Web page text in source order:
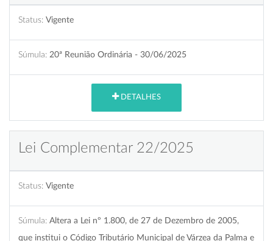
Status: Vigente
Súmula: 20ª Reunião Ordinária - 30/06/2025
DETALHES
Lei Complementar 22/2025
Status: Vigente
Súmula: Altera a Lei nº 1.800, de 27 de Dezembro de 2005,
que institui o Código Tributário Municipal de Várzea da Palma e